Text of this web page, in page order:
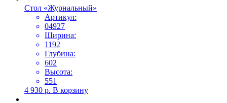
Стол «Журнальный»
Артикул:
04927
Ширина:
1192
Глубина:
602
Высота:
551
4 930 р. В корзину